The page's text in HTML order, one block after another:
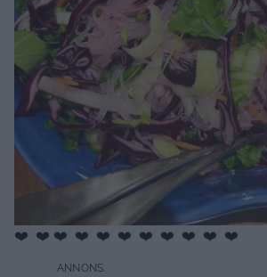
❤️ ❤️ ❤️ ❤️ ❤️ ❤️ ❤️ ❤️ ❤️ ❤️ ❤️